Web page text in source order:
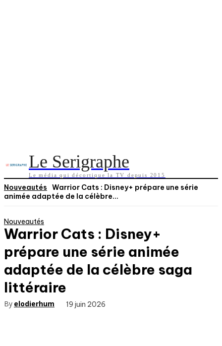
Le Serigraphe
Le média qui décortique la TV depuis 2015
Nouveautés
Warrior Cats : Disney+ prépare une série
animée adaptée de la célèbre...
Nouveautés
Warrior Cats : Disney+
prépare une série animée
adaptée de la célèbre saga
littéraire
By elodierhum 19 juin 2026